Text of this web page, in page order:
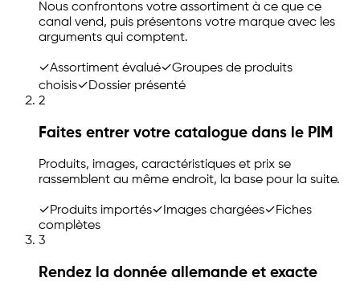
Nous confrontons votre assortiment à ce que ce
canal vend, puis présentons votre marque avec les
arguments qui comptent.
✓Assortiment évalué✓Groupes de produits
choisis✓Dossier présenté
2
Faites entrer votre catalogue dans le PIM
Produits, images, caractéristiques et prix se
rassemblent au même endroit, la base pour la suite.
✓Produits importés✓ Images chargées✓Fiches
complètes
3
Rendez la donnée allemande et exacte